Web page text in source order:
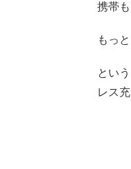
携帯
もっ
とい
レス